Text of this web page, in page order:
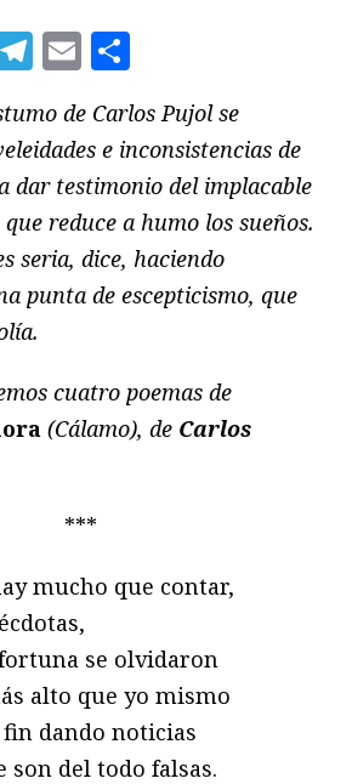
Telegram
Email
de Carlos Pujol se
e inconsistencias de
dar testimonio del implacable
reduce a humo los sueños.
seria, dice, haciendo
punta de escepticismo, que
cuatro poemas de
(Cálamo), de Carlos
***
mucho que contar,
se olvidaron
alto que yo mismo
dando noticias
son del todo falsas.